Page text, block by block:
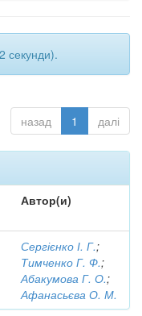
секунди).
назад 1 далі
Автор(и)
Сергієнко І. Г.;
Тимченко Г. Ф.;
Абакумова Г. О.;
Афанасьєва О. М.